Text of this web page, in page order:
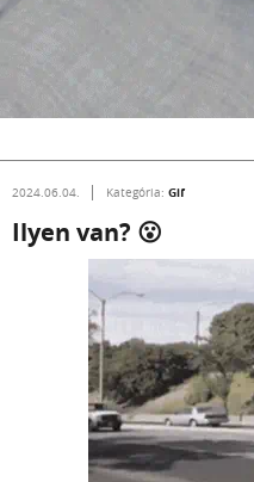
2024.06.04. Kategória: Gif
Ilyen van? 😮